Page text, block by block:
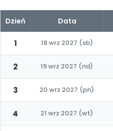
Dzień Data
1 18 wrz 2027 (sb)
2 19 wrz 2027 (nd)
3 20 wrz 2027 (pn)
4 21 wrz 2027 (wt)